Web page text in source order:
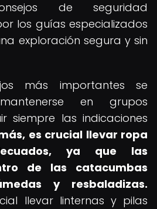
de seguridad
los guías especializados
exploración segura y sin
más importantes se
en grupos
siempre las indicaciones
es crucial llevar ropa
ya que las
de las catacumbas
y resbaladizas.
llevar linternas y pilas